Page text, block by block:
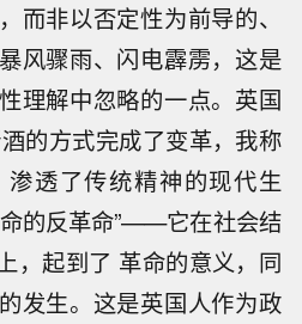
而非以否定性为前导的、
风骤雨、闪电霹雳，这是
理解中忽略的一点。英国
的方式完成了变革，我称
透了传统精神的现代生
的反革命”——它在社会结
，起到了 革命的意义，同
发生。这是英国人作为政